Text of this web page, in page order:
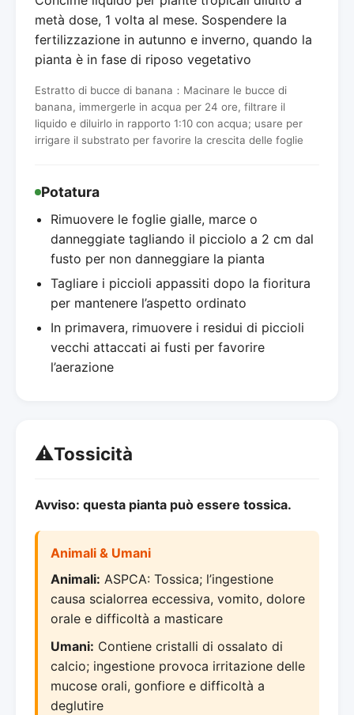
metà dose, 1 volta al mese. Sospendere la
fertilizzazione in autunno e inverno, quando la
pianta è in fase di riposo vegetativo
Estratto di bucce di banana：Macinare le bucce di
banana, immergerle in acqua per 24 ore, filtrare il
liquido e diluirlo in rapporto 1:10 con acqua; usare per
irrigare il substrato per favorire la crescita delle foglie
Potatura
Rimuovere le foglie gialle, marce o
danneggiate tagliando il picciolo a 2 cm dal
fusto per non danneggiare la pianta
Tagliare i piccioli appassiti dopo la fioritura
per mantenere l’aspetto ordinato
In primavera, rimuovere i residui di piccioli
vecchi attaccati ai fusti per favorire
l’aerazione
⚠️Tossicità
Avviso: questa pianta può essere tossica.
Animali & Umani
Animali: ASPCA: Tossica; l’ingestione
causa scialorrea eccessiva, vomito, dolore
orale e difficoltà a masticare
Umani: Contiene cristalli di ossalato di
calcio; ingestione provoca irritazione delle
mucose orali, gonfiore e difficoltà a
deglutire